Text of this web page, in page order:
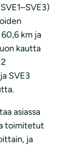
km ja
kautta
SVE3
asiassa
toimitetut
ja